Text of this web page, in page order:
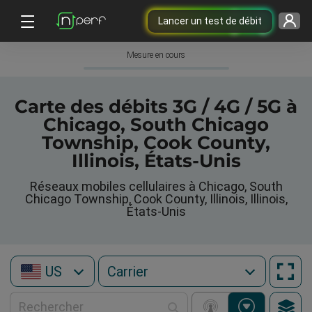
Lancer un test de débit
Mesure en cours
Carte des débits 3G / 4G / 5G à
Chicago, South Chicago
Township, Cook County,
Illinois, États-Unis
Réseaux mobiles cellulaires à Chicago, South
Chicago Township, Cook County, Illinois, Illinois,
États-Unis
US